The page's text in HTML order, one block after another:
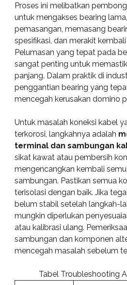
Proses ini melibatkan
untuk mengakses bearing
pemasangan, memasang
spesifikasi, dan merakit
Pelumasan yang tepat pada
sangat penting untuk
panjang. Dalam praktik di
penggantian bearing yang
mencegah kerusakan domino
Untuk masalah koneksi kabel
terkorosi, langkahnya adalah
terminal dan sambungan
sikat kawat atau pembersih
mengencangkan kembali
sambungan. Pastikan semua
terisolasi dengan baik. Jika
belum stabil setelah langkah-
mungkin diperlukan
atau kalibrasi ulang.
sambungan dan komponen
mencegah masalah sebelum
Tabel Troubleshooting